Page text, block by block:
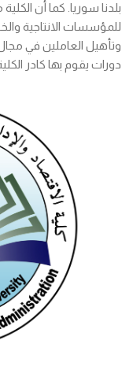
بلدنا سوريا. كما أن
للمؤسسات الانتاجية
وتأهيل العاملين في
دورات يقوم بها كادر